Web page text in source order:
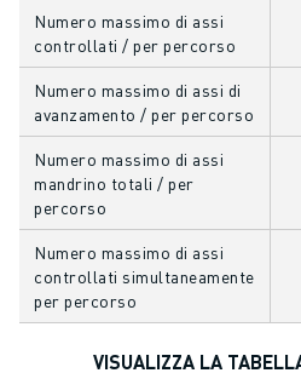
APPLICAZIONI
TUTTE LE APPLICAZIONI
MACCHINE A 5 ASSI
SALDATURA AD ARCO
ASSEMBLAGGIO
RETTIFICA CNC
FRESATURA CNC
TORNITURA CNC
FORATURA E MASCHIATURA AD ALTA
STAMPAGGIO A INIEZIONE
ASSERVIMENTO MACCHINA
MOVIMENTAZIONE DEI MATERIALI
Numero massimo di assi
controllati / per percorso
Numero massimo di assi di
avanzamento / per percorso
Numero massimo di assi
mandrino totali / per
percorso
Numero massimo di assi
controllati simultaneamente
per percorso
VISUALIZZA LA